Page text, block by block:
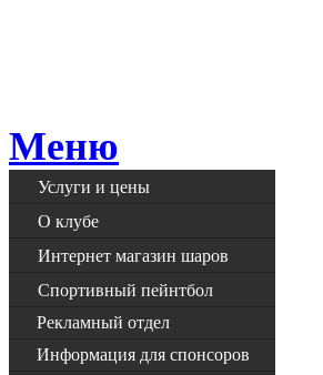
Меню
Услуги и цены
О клубе
Интернет магазин шаров
Спортивный пейнтбол
Рекламный отдел
Информация для спонсоров